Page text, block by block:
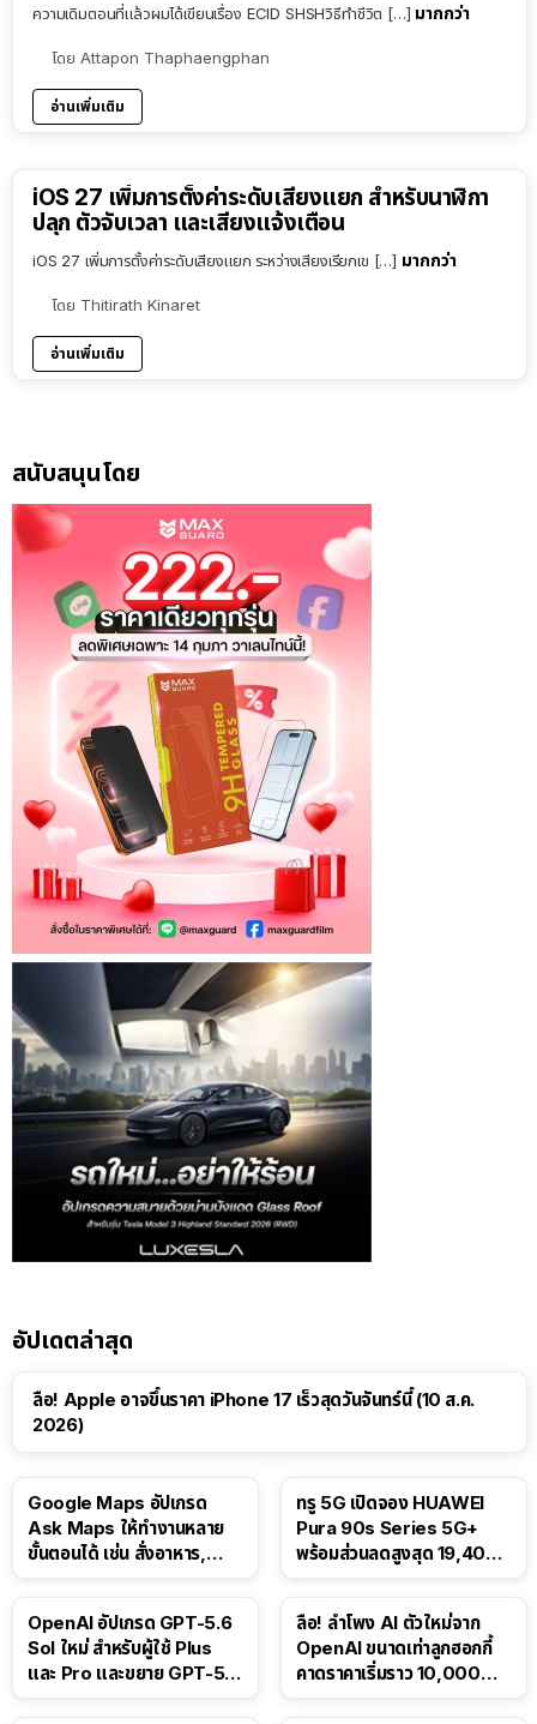
ความเดิมตอนที่แล้วผมได้เขียนเรื่อง ECID SHSHวิธีทำชีวิต […] มากกว่า
โดย Attapon Thaphaengphan
อ่านเพิ่มเติม
iOS 27 เพิ่มการตั้งค่าระดับเสียงแยก สำหรับนาฬิกา
ปลุก ตัวจับเวลา และเสียงแจ้งเตือน
iOS 27 เพิ่มการตั้งค่าระดับเสียงแยก ระหว่างเสียงเรียกเข […] มากกว่า
โดย Thitirath Kinaret
อ่านเพิ่มเติม
สนับสนุนโดย
อัปเดตล่าสุด
ลือ! Apple อาจขึ้นราคา iPhone 17 เร็วสุดวันจันทร์นี้ (10 ส.ค.
2026)
Google Maps อัปเกรด
Ask Maps ให้ทำงานหลาย
ขั้นตอนได้ เช่น สั่งอาหาร,
ทรู 5G เปิดจอง HUAWEI
Pura 90s Series 5G+
พร้อมส่วนลดสูงสุด 19,400
OpenAI อัปเกรด GPT-5.6
Sol ใหม่ สำหรับผู้ใช้ Plus
และ Pro และขยาย GPT-5.6
ลือ! ลำโพง AI ตัวใหม่จาก
OpenAI ขนาดเท่าลูกฮอกกี้
คาดราคาเริ่มราว 10,000